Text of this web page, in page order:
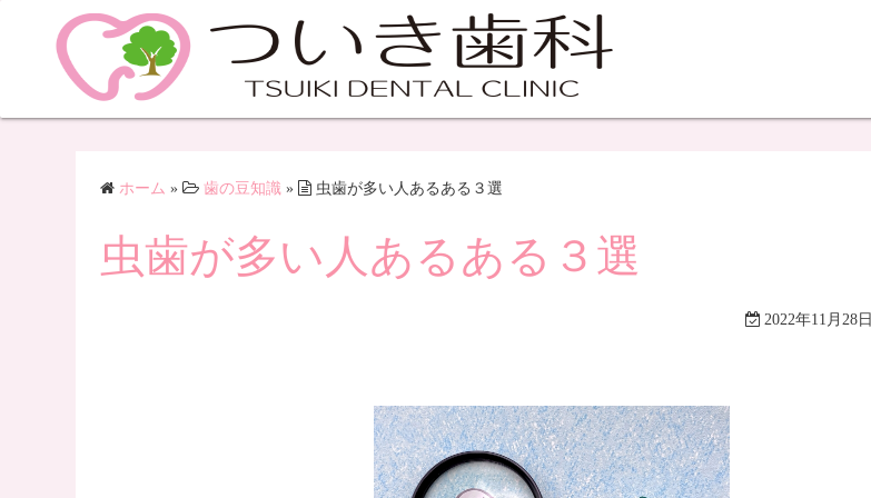
ホーム » 歯の豆知識 » 虫歯が多い人あるある３選
虫歯が多い人あるある３選
2022年11月28日